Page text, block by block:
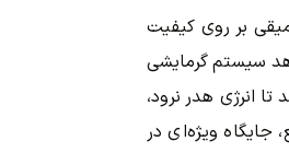
بر روی کیفیت
سیستم گرمایشی
انرژی هدر نرود،
جایگاه ویژه‌ای در